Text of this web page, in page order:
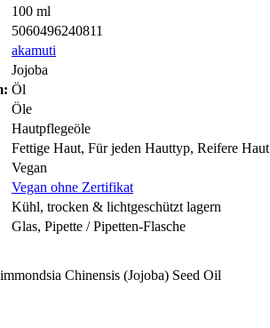
100 ml
5060496240811
akamuti
Jojoba
Öl
Öle
Hautpflegeöle
Fettige Haut, Für jeden Hauttyp, Reifere Haut
Vegan
Vegan ohne Zertifikat
Kühl, trocken & lichtgeschützt lagern
Glas, Pipette / Pipetten-Flasche
Chinensis (Jojoba) Seed Oil